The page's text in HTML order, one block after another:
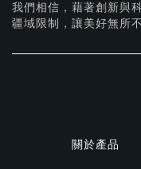
我們相信，藉著創新與
疆域限制，讓美好無所不
關於產品